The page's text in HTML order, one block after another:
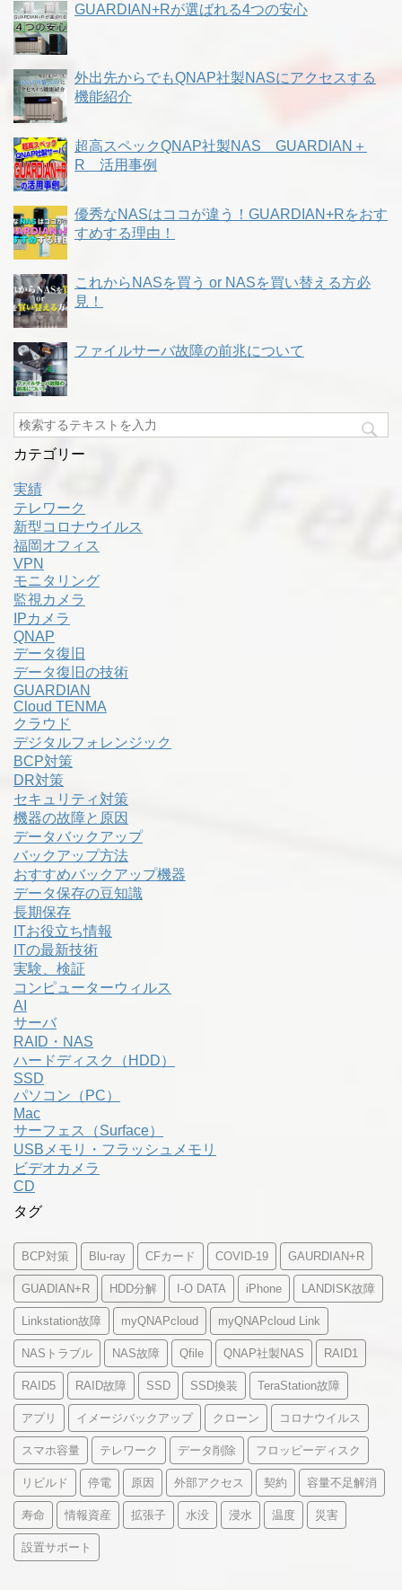
GUARDIAN+Rが選ばれる4つの安心
外出先からでもQNAP社製NASにアクセスする
機能紹介
超高スペックQNAP社製NAS GUARDIAN＋
R 活用事例
優秀なNASはココが違う！GUARDIAN+Rをおす
すめする理由！
これからNASを買う or NASを買い替える方必
見！
ファイルサーバ故障の前兆について
カテゴリー
実績
テレワーク
新型コロナウイルス
福岡オフィス
VPN
モニタリング
監視カメラ
IPカメラ
QNAP
データ復旧
データ復旧の技術
GUARDIAN
Cloud TENMA
クラウド
デジタルフォレンジック
BCP対策
DR対策
セキュリティ対策
機器の故障と原因
データバックアップ
バックアップ方法
おすすめバックアップ機器
データ保存の豆知識
長期保存
ITお役立ち情報
ITの最新技術
実験、検証
コンピューターウィルス
AI
サーバ
RAID・NAS
ハードディスク（HDD）
SSD
パソコン（PC）
Mac
サーフェス（Surface）
USBメモリ・フラッシュメモリ
ビデオカメラ
CD
タグ
BCP対策 Blu-ray CFカード COVID-19 GAURDIAN+R
GUADIAN+R HDD分解 I-O DATA iPhone LANDISK故障
Linkstation故障 myQNAPcloud myQNAPcloud Link
NASトラブル NAS故障 Qfile QNAP社製NAS RAID1
RAID5 RAID故障 SSD SSD換装 TeraStation故障
アプリ イメージバックアップ クローン コロナウイルス
スマホ容量 テレワーク データ削除 フロッピーディスク
リビルド 停電 原因 外部アクセス 契約 容量不足解消
寿命 情報資産 拡張子 水没 浸水 温度 災害
設置サポート